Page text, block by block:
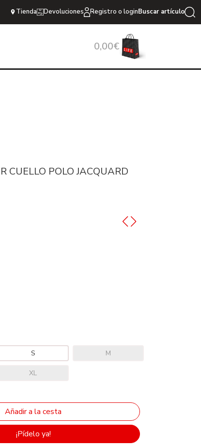
Tienda Devoluciones Registro o loginBuscar artículo
0,00€
CUELLO POLO JACQUARD
S M
XL
¡Pídelo ya!